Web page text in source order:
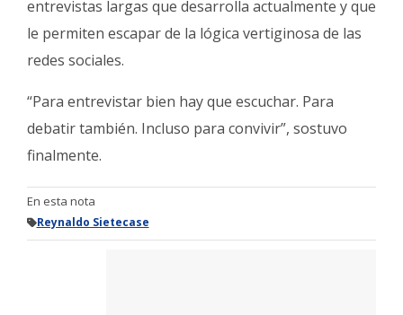
entrevistas largas que desarrolla actualmente y que
le permiten escapar de la lógica vertiginosa de las
redes sociales.
“Para entrevistar bien hay que escuchar. Para
debatir también. Incluso para convivir”, sostuvo
finalmente.
En esta nota
Reynaldo Sietecase